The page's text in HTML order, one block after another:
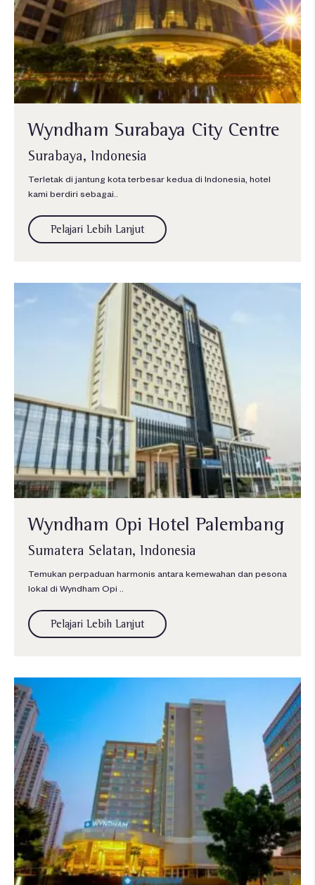
Wyndham Surabaya City Centre
Surabaya, Indonesia
Terletak di jantung kota terbesar kedua di Indonesia, hotel
kami berdiri sebagai..
Pelajari Lebih Lanjut
Wyndham Opi Hotel Palembang
Sumatera Selatan, Indonesia
Temukan perpaduan harmonis antara kemewahan dan pesona
lokal di Wyndham Opi ..
Pelajari Lebih Lanjut